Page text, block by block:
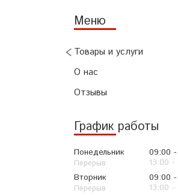
Товары и услуги
О нас
Отзывы
График работы
Понедельник 09:00
13:00
Вторник
09:00
13:00